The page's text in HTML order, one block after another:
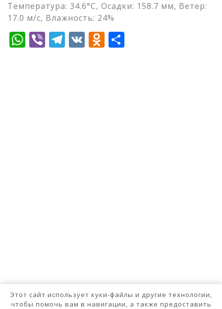
Температура: 34.6°C, Осадки: 158.7 мм, Ветер:
17.0 м/с, Влажность: 24%
WhatsApp
ViberTelegram
VKOdnoklassniki
Этот сайт использует куки-файлы и другие технологии,
чтобы помочь вам в навигации, а также предоставить